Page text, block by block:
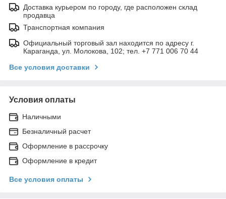
Доставка курьером по городу, где расположен склад
продавца
Транспортная компания
Официальный торговый зал находится по адресу г.
Караганда, ул. Молокова, 102; тел. +7 771 006 70 44
Все условия доставки
Условия оплаты
Наличными
Безналичный расчет
Оформление в рассрочку
Оформление в кредит
Все условия оплаты